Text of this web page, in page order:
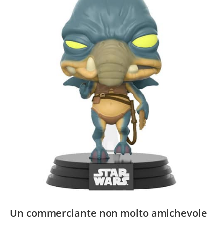
Un commerciante non molto amichevole